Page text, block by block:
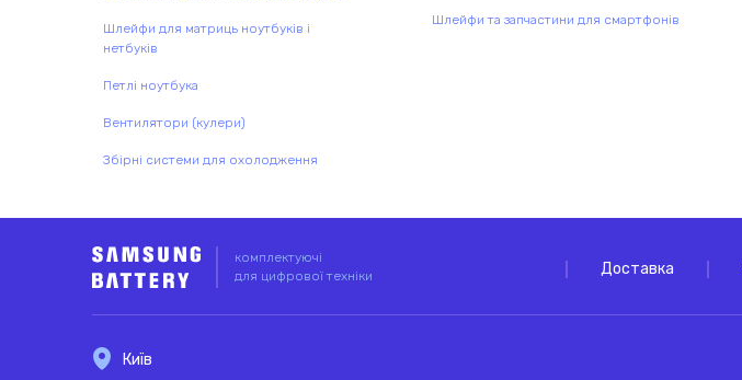
Шлейфи для матриць ноутбуків і
нетбуків
Петлі ноутбука
Вентилятори (кулери)
Збірні системи для охолодження
Шлейфи та запчастини для смартфонів
комплектуючі
для цифрової техніки
Доставка
Київ